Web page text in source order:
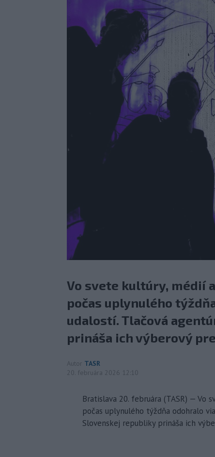
Vo svete kultúry, médií
počas uplynulého
udalostí. Tlačová
prináša ich výberový
Autor TASR
20. februára 2026 12:10
Bratislava 20. februára (TASR) — Vo
počas uplynulého týždňa odohralo
Slovenskej republiky prináša ich